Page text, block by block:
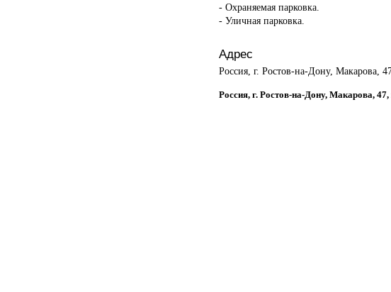
- Охраняемая парковка.
- Уличная парковка.
Адрес
Россия, г. Ростов-на-Дону, Макарова,
Россия, г. Ростов-на-Дону, Макарова,